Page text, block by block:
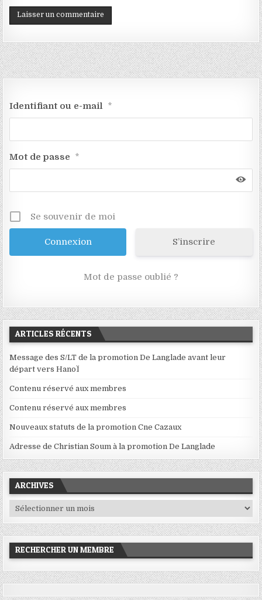
Identifiant ou e-mail *
Mot de passe *
Se souvenir de moi
S’inscrire
Mot de passe oublié ?
ARTICLES RÉCENTS
Message des S/LT de la promotion De Langlade avant leur
départ vers HanoÏ
Contenu réservé aux membres
Contenu réservé aux membres
Nouveaux statuts de la promotion Cne Cazaux
Adresse de Christian Soum à la promotion De Langlade
ARCHIVES
Archives
RECHERCHER UN MEMBRE